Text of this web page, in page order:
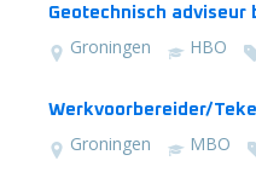
Geotechnisch adviseur
Groningen HBO
Werkvoorbereider/
Groningen MBO